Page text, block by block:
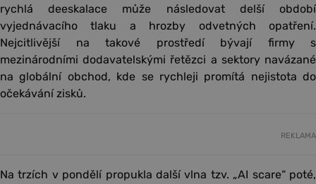
rychlá deeskalace může následovat delší období
vyjednávacího tlaku a hrozby odvetných opatření.
Nejcitlivější na takové prostředí bývají firmy s
mezinárodními dodavatelskými řetězci a sektory navázané
na globální obchod, kde se rychleji promítá nejistota do
očekávání zisků.
REKLAMA
Na trzích v pondělí propukla další vlna tzv. „AI scare“ poté,